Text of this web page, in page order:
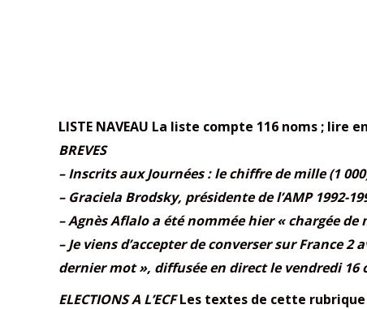
LISTE NAVEAU La liste compte 116 noms ; lire
BREVES
– Inscrits aux Journées : le chiffre de mille (1
– Graciela Brodsky, présidente de l’AMP 1992-
– Agnès Aflalo a été nommée hier « chargée
– Je viens d’accepter de converser sur France
dernier mot », diffusée en direct le vendredi
ELECTIONS A L’ECF Les textes de cette rubrique